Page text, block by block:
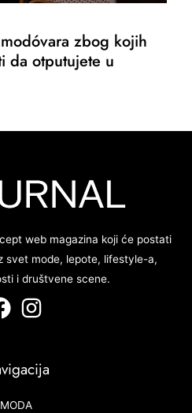
zbog kojih
da otputujete u
web magazina koji će postati
svet mode, lepote, lifestyle-a,
i društvene scene.
MODA